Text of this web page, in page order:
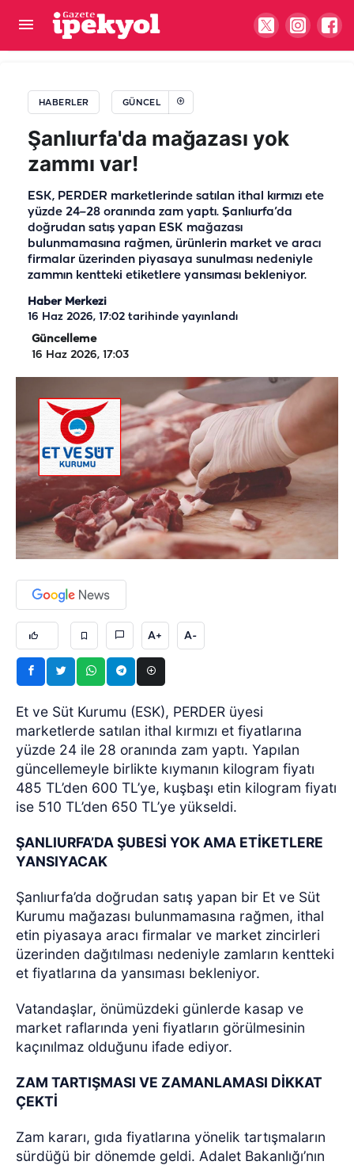
HABERLER GÜNCEL
Şanlıurfa'da mağazası yok
zammı var!
ESK, PERDER marketlerinde satılan ithal kırmızı ete
yüzde 24–28 oranında zam yaptı. Şanlıurfa’da
doğrudan satış yapan ESK mağazası
bulunmamasına rağmen, ürünlerin market ve aracı
firmalar üzerinden piyasaya sunulması nedeniyle
zammın kentteki etiketlere yansıması bekleniyor.
Haber Merkezi
16 Haz 2026, 17:02 tarihinde yayınlandı
Güncelleme
16 Haz 2026, 17:03
A+ A-
Et ve Süt Kurumu (ESK), PERDER üyesi
marketlerde satılan ithal kırmızı et fiyatlarına
yüzde 24 ile 28 oranında zam yaptı. Yapılan
güncellemeyle birlikte kıymanın kilogram fiyatı
485 TL’den 600 TL’ye, kuşbaşı etin kilogram fiyatı
ise 510 TL’den 650 TL’ye yükseldi.
ŞANLIURFA’DA ŞUBESİ YOK AMA ETİKETLERE
YANSIYACAK
Şanlıurfa’da doğrudan satış yapan bir Et ve Süt
Kurumu mağazası bulunmamasına rağmen, ithal
etin piyasaya aracı firmalar ve market zincirleri
üzerinden dağıtılması nedeniyle zamların kentteki
et fiyatlarına da yansıması bekleniyor.
Vatandaşlar, önümüzdeki günlerde kasap ve
market raflarında yeni fiyatların görülmesinin
kaçınılmaz olduğunu ifade ediyor.
ZAM TARTIŞMASI VE ZAMANLAMASI DİKKAT
ÇEKTİ
Zam kararı, gıda fiyatlarına yönelik tartışmaların
sürdüğü bir dönemde geldi. Adalet Bakanlığı’nın
Cumhurbaşkanı Erdoğan ile Bahçeli ile bir araya